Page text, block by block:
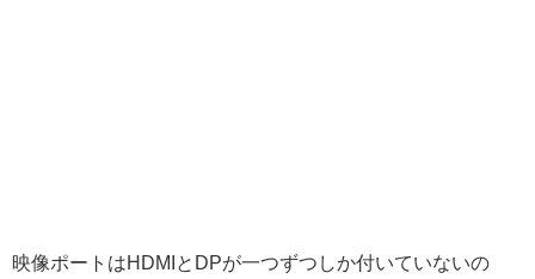
映像ポートはHDMIとDPが一つずつしか付いていないの